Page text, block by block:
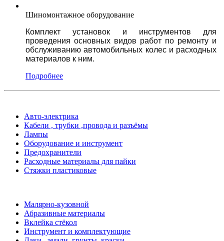
Шиномонтажное оборудование
Комплект установок и инструментов для
проведения основных видов работ по ремонту и
обслуживанию автомобильных колес и расходных
материалов к ним.
Подробнее
Авто-электрика
Кабели , трубки ,провода и разъёмы
Лампы
Оборудование и инструмент
Предохранители
Расходные материалы для пайки
Стяжки пластиковые
Малярно-кузовной
Абразивные материалы
Вклейка стёкол
Инструмент и комплектующие